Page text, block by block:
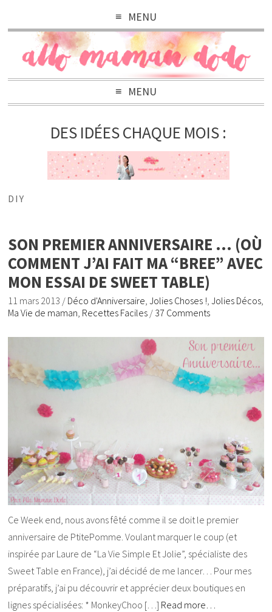
MENU
MENU
DES IDÉES CHAQUE MOIS :
DIY
SON PREMIER ANNIVERSAIRE … (OÙ
COMMENT J’AI FAIT MA “BREE” AVEC
MON ESSAI DE SWEET TABLE)
11 mars 2013 / Déco d'Anniversaire ,Jolies Choses ! ,Jolies Décos
Ma Vie de maman Recettes Faciles / 37 Comments
Ce Week end, nous avons fêté comme il se doit le premier
anniversaire de PtitePomme. Voulant marquer le coup (et
inspirée par Laure de “La Vie Simple Et Jolie”, spécialiste des
Sweet Table en France), j’ai décidé de me lancer… Pour mes
préparatifs, j’ai pu découvrir et apprécier deux boutiques en
lignes spécialisées: * MonkeyChoo […] Read more…